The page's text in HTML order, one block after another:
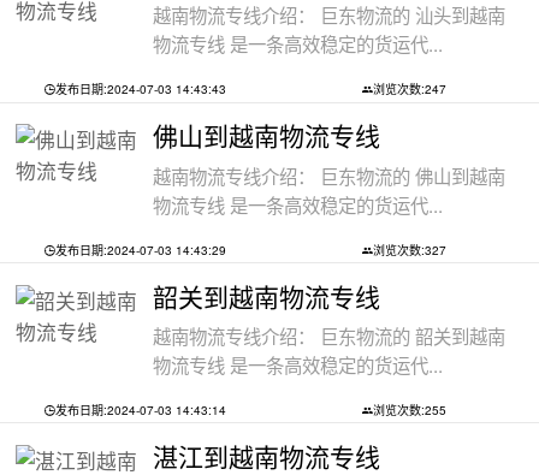
越南物流专线介绍： 巨东物流的 汕头到越南
物流专线 是一条高效稳定的货运代...
发布日期:2024-07-03 14:43:43 浏览次数:247
佛山到越南物流专线
越南物流专线介绍： 巨东物流的 佛山到越南
物流专线 是一条高效稳定的货运代...
发布日期:2024-07-03 14:43:29 浏览次数:327
韶关到越南物流专线
越南物流专线介绍： 巨东物流的 韶关到越南
物流专线 是一条高效稳定的货运代...
发布日期:2024-07-03 14:43:14 浏览次数:255
湛江到越南物流专线